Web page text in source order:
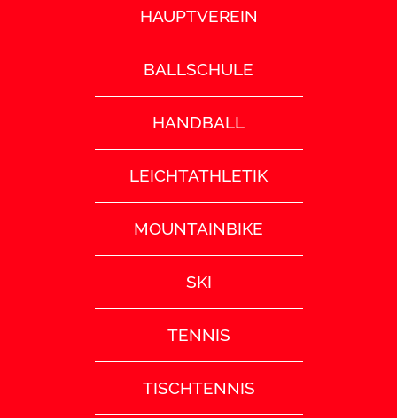
HAUPTVEREIN
BALLSCHULE
HANDBALL
LEICHTATHLETIK
MOUNTAINBIKE
SKI
TENNIS
TISCHTENNIS